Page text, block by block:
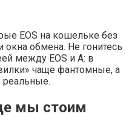
EOS на кошельке без
обмена. Не гонитесь
между EOS и A: в
чаще фантомные, а
мы стоим